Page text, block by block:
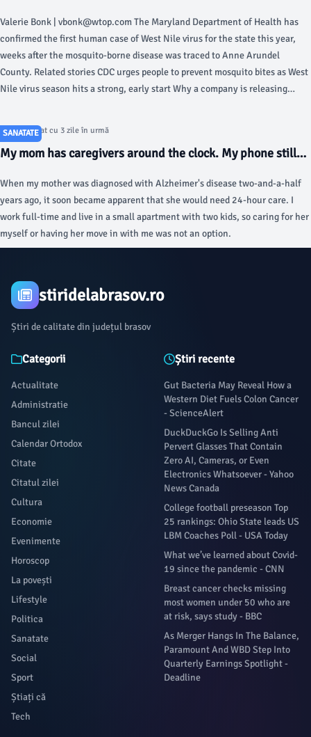
Valerie Bonk | vbonk@wtop.com The Maryland Department of Health has
confirmed the first human case of West Nile virus for the state this year,
weeks after the mosquito-borne disease was traced to Anne Arundel
County. Related stories CDC urges people to prevent mosquito bites as West
Nile virus season hits a strong, early start Why a company is releasing
the disease in a resident in the Capital Region of Maryland, urging
Marylanders to take preventive steps to reduce their risk of getting the
SANATATE
Articol postat cu 3 zile în urmă
My mom has caregivers around the clock. My phone still
When my mother was diagnosed with Alzheimer's disease two-and-a-half
years ago, it soon became apparent that she would need 24-hour care. I
work full-time and live in a small apartment with two kids, so caring for her
myself or having her move in with me was not an option.
stiridelabrasov.ro
Știri de calitate din județul brasov
Categorii
Actualitate
Administratie
Bancul zilei
Calendar Ortodox
Citate
Citatul zilei
Cultura
Economie
Evenimente
Horoscop
La povești
Lifestyle
Politica
Sanatate
Social
Sport
Știați că
Tech
Știri recente
Gut Bacteria May Reveal How a
Western Diet Fuels Colon Cancer
- ScienceAlert
DuckDuckGo Is Selling Anti
Pervert Glasses That Contain
Zero AI, Cameras, or Even
Electronics Whatsoever - Yahoo
News Canada
College football preseason Top
25 rankings: Ohio State leads US
LBM Coaches Poll - USA Today
What we’ve learned about Covid-
19 since the pandemic - CNN
Breast cancer checks missing
most women under 50 who are
at risk, says study - BBC
As Merger Hangs In The Balance,
Paramount And WBD Step Into
Quarterly Earnings Spotlight -
Deadline